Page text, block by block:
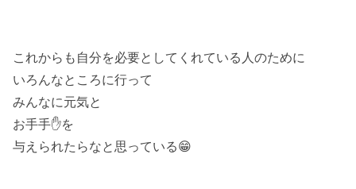
これからも自分を必要としてくれている人のために
いろんなところに行って
みんなに元気と
お手手✋を
与えられたらなと思っている😁